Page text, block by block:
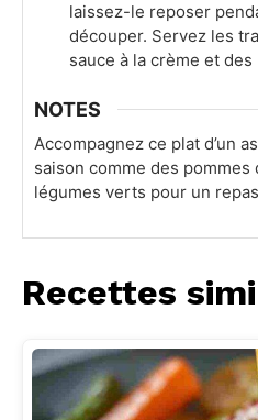
laissez-le reposer
découper. Servez les
sauce à la crème et
NOTES
Accompagnez ce plat d’un
saison comme des
légumes verts pour un
Recettes